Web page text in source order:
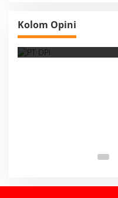
Kolom Opini
Membaca Realitas